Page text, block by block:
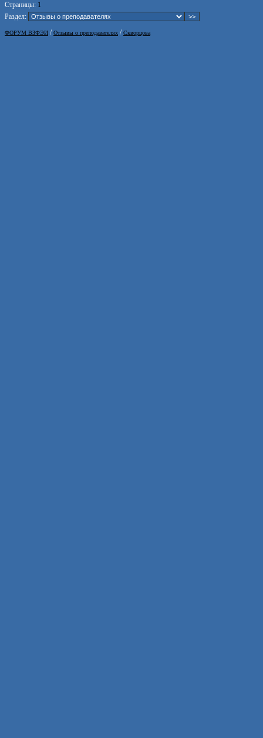
Страницы: 1
Раздел:
ФОРУМ ВЗФЭИ /Отзывы о преподавателях /Скворцова